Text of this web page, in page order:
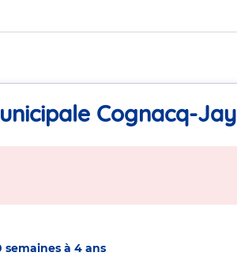
Cognacq-Jay
semaines à 4 ans